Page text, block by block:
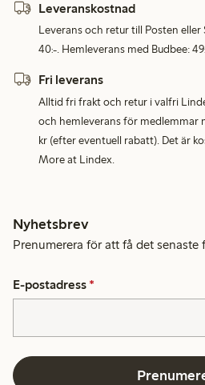
Leveranskostnad
Leverans och retur till Posten
40:-. Hemleverans med Budbee:
Fri leverans
Alltid fri frakt och retur i valfri
och hemleverans för medlemmar
kr (efter eventuell rabatt). Det är
More at Lindex.
Nyhetsbrev
Prenumerera för att få det senaste
E-postadress *